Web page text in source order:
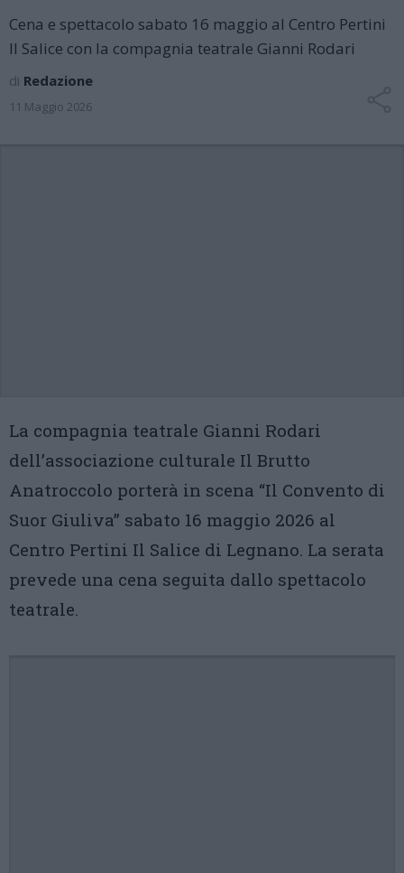
Cena e spettacolo sabato 16 maggio al Centro Pertini
Il Salice con la compagnia teatrale Gianni Rodari
di Redazione
11 Maggio 2026
La compagnia teatrale Gianni Rodari
dell’associazione culturale Il Brutto
Anatroccolo porterà in scena “Il Convento di
Suor Giuliva” sabato 16 maggio 2026 al
Centro Pertini Il Salice di Legnano. La serata
prevede una cena seguita dallo spettacolo
teatrale.